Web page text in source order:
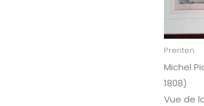
Prenten
Michel
1808)
Vue de